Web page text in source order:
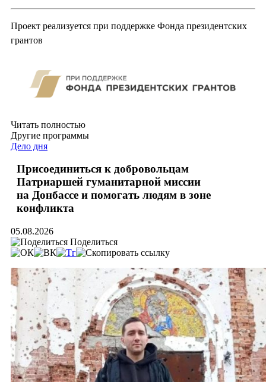
Проект реализуется при поддержке Фонда президентских
грантов
Читать полностью
Другие программы
Дело дня
Присоединиться к добровольцам
Патриаршей гуманитарной миссии
на Донбассе и помогать людям в зоне
конфликта
05.08.2026
Поделиться